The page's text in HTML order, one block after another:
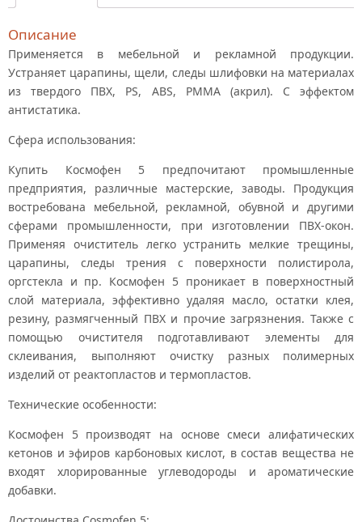
Описание
Применяется в мебельной и рекламной продукции.
Устраняет царапины, щели, следы шлифовки на материалах
из твердого ПВХ, PS, ABS, PMMA (акрил). С эффектом
антистатика.
Сфера использования:
Купить Космофен 5 предпочитают промышленные
предприятия, различные мастерские, заводы. Продукция
востребована мебельной, рекламной, обувной и другими
сферами промышленности, при изготовлении ПВХ-окон.
Применяя очиститель легко устранить мелкие трещины,
царапины, следы трения с поверхности полистирола,
оргстекла и пр. Космофен 5 проникает в поверхностный
слой материала, эффективно удаляя масло, остатки клея,
резину, размягченный ПВХ и прочие загрязнения. Также с
помощью очистителя подготавливают элементы для
склеивания, выполняют очистку разных полимерных
изделий от реактопластов и термопластов.
Технические особенности:
Космофен 5 производят на основе смеси алифатических
кетонов и эфиров карбоновых кислот, в состав вещества не
входят хлорированные углеводороды и ароматические
добавки.